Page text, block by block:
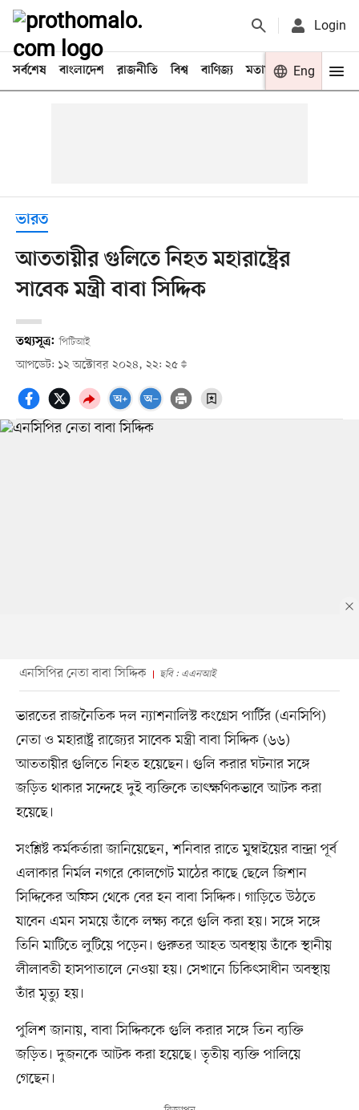
Login
সর্বশেষ বাংলাদেশ রাজনীতি বিশ্ব বাণিজ্য মতামত খেলা
Eng
ভারত
আততায়ীর গুলিতে নিহত মহারাষ্ট্রের
সাবেক মন্ত্রী বাবা সিদ্দিক
তথ্যসূত্র: পিটিআই
আপডেট: ১২ অক্টোবর ২০২৪, ২২: ২৫
এনসিপির নেতা বাবা সিদ্দিক ছবি : এএনআই
ভারতের রাজনৈতিক দল ন্যাশনালিস্ট কংগ্রেস পার্টির (এনসিপি)
নেতা ও মহারাষ্ট্র রাজ্যের সাবেক মন্ত্রী বাবা সিদ্দিক (৬৬)
আততায়ীর গুলিতে নিহত হয়েছেন। গুলি করার ঘটনার সঙ্গে
জড়িত থাকার সন্দেহে দুই ব্যক্তিকে তাৎক্ষণিকভাবে আটক করা
হয়েছে।
সংশ্লিষ্ট কর্মকর্তারা জানিয়েছেন, শনিবার রাতে মুম্বাইয়ের বান্দ্রা পূর্ব
এলাকার নির্মল নগরে কোলগেট মাঠের কাছে ছেলে জিশান
সিদ্দিকের অফিস থেকে বের হন বাবা সিদ্দিক। গাড়িতে উঠতে
যাবেন এমন সময়ে তাঁকে লক্ষ্য করে গুলি করা হয়। সঙ্গে সঙ্গে
তিনি মাটিতে লুটিয়ে পড়েন। গুরুতর আহত অবস্থায় তাঁকে স্থানীয়
লীলাবতী হাসপাতালে নেওয়া হয়। সেখানে চিকিৎসাধীন অবস্থায়
তাঁর মৃত্যু হয়।
পুলিশ জানায়, বাবা সিদ্দিককে গুলি করার সঙ্গে তিন ব্যক্তি
জড়িত। দুজনকে আটক করা হয়েছে। তৃতীয় ব্যক্তি পালিয়ে
গেছেন।